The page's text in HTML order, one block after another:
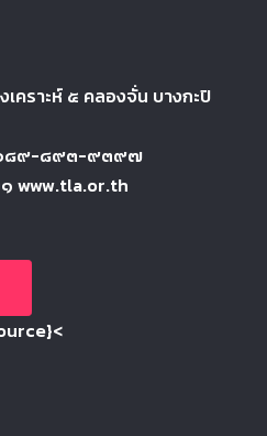
คราะห์ ๕ คลองจั่น บางกะปิ
๘๙-๘๙๓-๙๓๙๗